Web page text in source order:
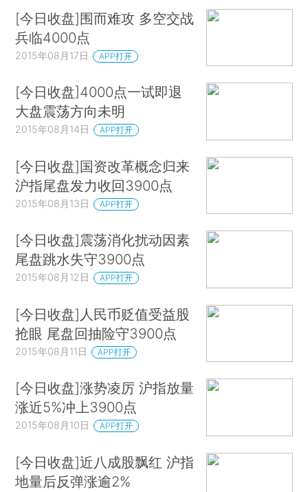
[今日收盘]围而难攻 多空交战
兵临4000点
2015年08月17日 APP打开
[今日收盘]4000点一试即退
大盘震荡方向未明
2015年08月14日 APP打开
[今日收盘]国资改革概念归来
沪指尾盘发力收回3900点
2015年08月13日 APP打开
[今日收盘]震荡消化扰动因素
尾盘跳水失守3900点
2015年08月12日 APP打开
[今日收盘]人民币贬值受益股
抢眼 尾盘回抽险守3900点
2015年08月11日 APP打开
[今日收盘]涨势凌厉 沪指放量
涨近5%冲上3900点
2015年08月10日 APP打开
[今日收盘]近八成股飘红 沪指
地量后反弹涨逾2%